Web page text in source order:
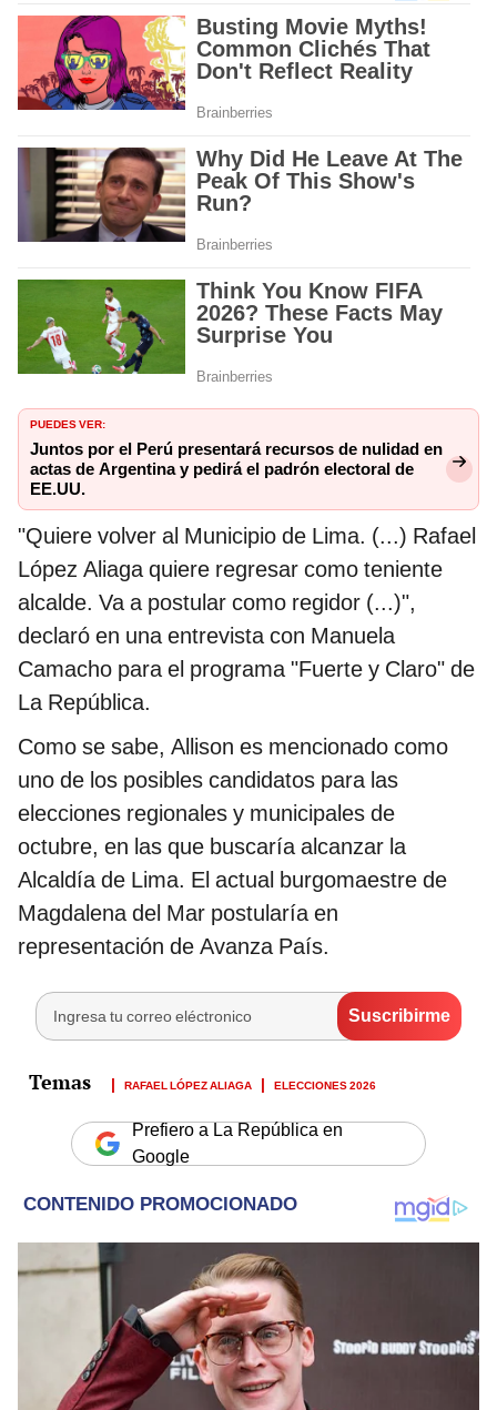
PUEDES VER:
Juntos por el Perú presentará recursos de nulidad en
actas de Argentina y pedirá el padrón electoral de
EE.UU.
"Quiere volver al Municipio de Lima. (...) Rafael
López Aliaga quiere regresar como teniente
alcalde. Va a postular como regidor (...)",
declaró en una entrevista con Manuela
Camacho para el programa "Fuerte y Claro" de
La República.
Como se sabe, Allison es mencionado como
uno de los posibles candidatos para las
elecciones regionales y municipales de
octubre, en las que buscaría alcanzar la
Alcaldía de Lima. El actual burgomaestre de
Magdalena del Mar postularía en
representación de Avanza País.
RAFAEL LÓPEZ ALIAGA ELECCIONES 2026
Prefiero a La República en
Google